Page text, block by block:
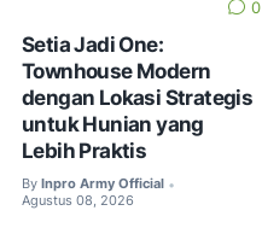
0
Setia Jadi One:
Townhouse Modern
dengan Lokasi Strategis
untuk Hunian yang
Lebih Praktis
By Inpro Army Official •
Agustus 08, 2026